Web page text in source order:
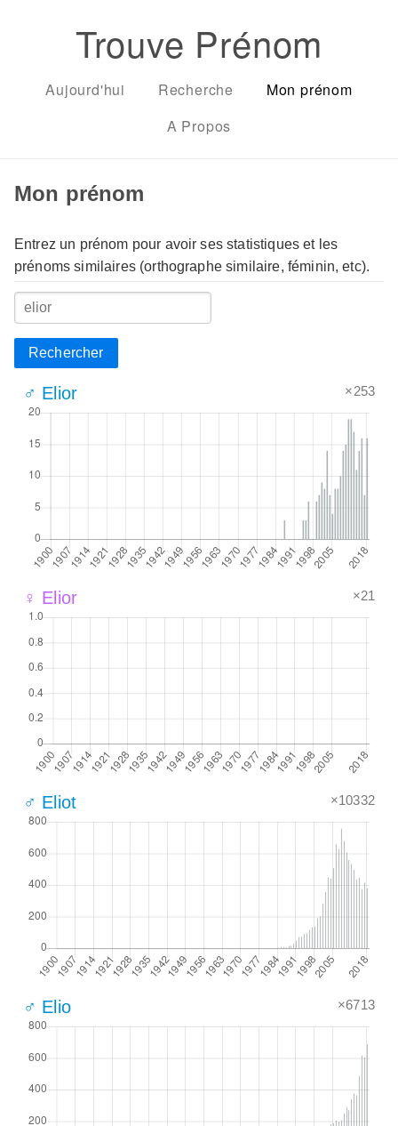
Trouve Prénom
Aujourd'hui Recherche
Mon prénom
A Propos
Mon prénom
Entrez un prénom pour avoir ses statistiques et les
prénoms similaires (orthographe similaire, féminin, etc).
Rechercher
♂ Elior ×253
♀ Elior ×21
♂ Eliot ×10332
♂ Elio ×6713